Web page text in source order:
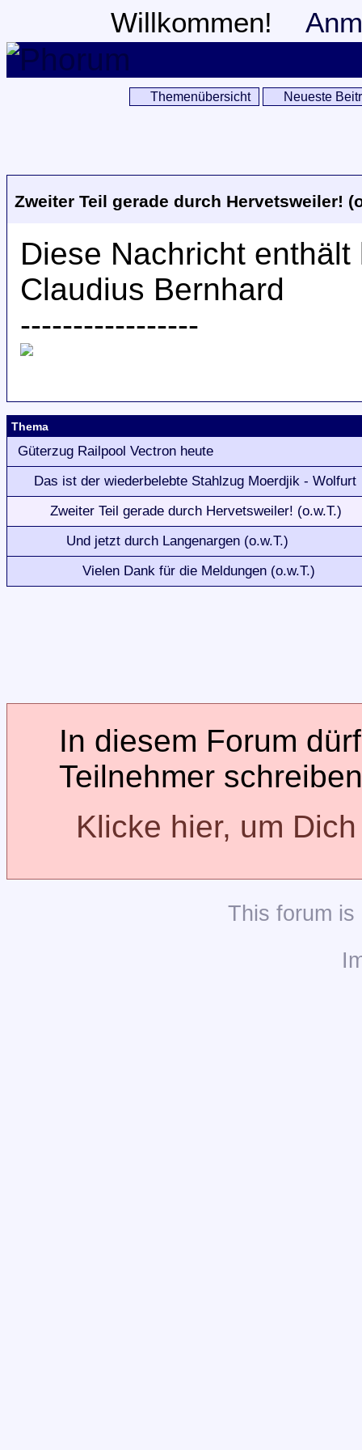
Willkommen!
Themenübersicht Neueste
Zweiter Teil gerade durch Hervetsweiler!
Diese Nachricht enthält
Claudius Bernhard
-----------------
Thema
Güterzug Railpool Vectron heute
Das ist der wiederbelebte Stahlzug Moerdjik - Wolfurt
Zweiter Teil gerade durch Hervetsweiler! (o.w.T.)
Und jetzt durch Langenargen (o.w.T.)
Vielen Dank für die Meldungen (o.w.T.)
In diesem Forum
Teilnehmer
Klicke hier, um
This forum is